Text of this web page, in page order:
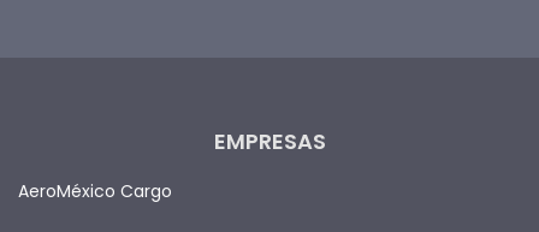
EMPRESAS
AeroMéxico Cargo